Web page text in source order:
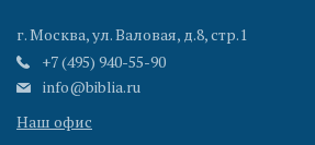
г. Москва, ул. Валовая, д.8, стр.1
+7 (495) 940-55-90
info@biblia.ru
Наш офис